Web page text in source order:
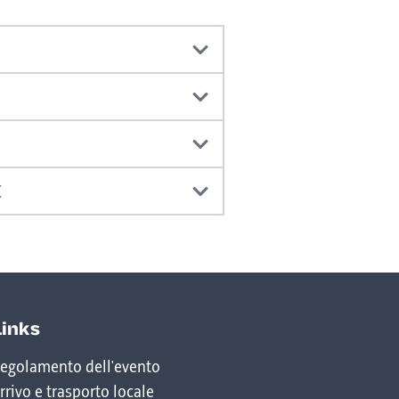
nella Residenza Vitality
presentano se stessi e
dell'evento
e trasporto locale